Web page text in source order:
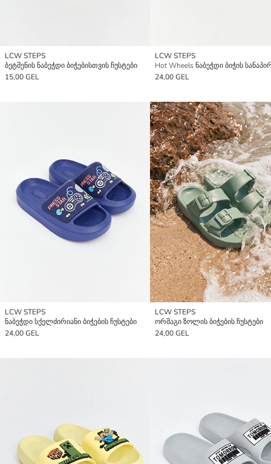
LCW STEPS
ბეტმენის ნაბეჭდი ბიჭებისთვის ჩუსტები
15,00 GEL
LCW STEPS
24,00 GEL
LCW STEPS
ნაბეჭდი სქელძირიანი ბიჭების ჩუსტები
24,00 GEL
LCW STEPS
ორმაგი ზოლის ბიჭების ჩუსტები
24,00 GEL